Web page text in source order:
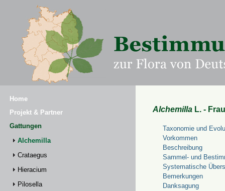
Home
Projekt & Partner
Gattungen
Alchemilla
Crataegus
Hieracium
Pilosella
Alchemilla L. -
Taxonomie und
Vorkommen
Beschreibung
Sammel- und
Systematische
Bemerkungen
Danksagung